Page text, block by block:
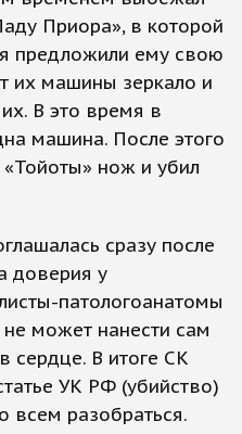
Приора», в которой
предложили ему свою
их машины зеркало и
В это время в
машина. После этого
нож и убил
сразу после
доверия у
патологоанатомы
может нанести сам
сердце. В итоге СК
УК РФ (убийство)
всем разобраться.